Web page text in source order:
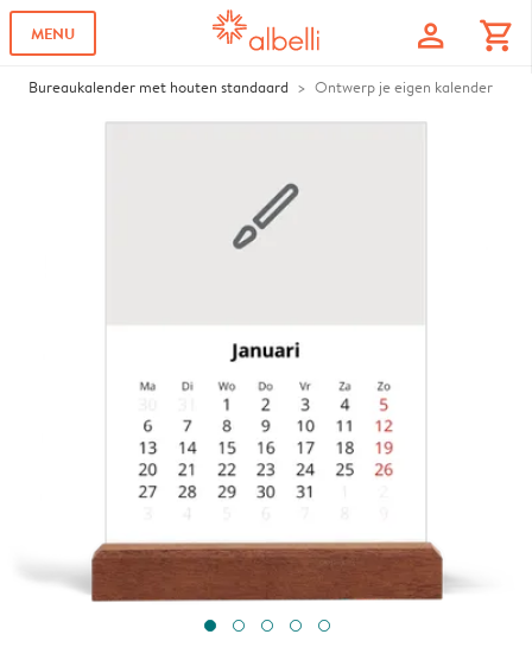
MENU profile shopping_cart
Bureaukalender met houten standaard Ontwerp je eigen kalender